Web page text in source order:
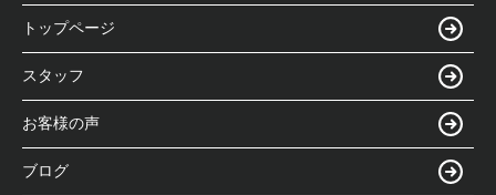
トップページ
スタッフ
お客様の声
ブログ